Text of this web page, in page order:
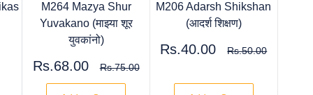
M264 Mazya Shur
Yuvakano (माझ्या शूर
युवकांनो)
Rs.68.00 Rs.75.00
M206 Adarsh Shikshan
(आदर्श शिक्षण)
Rs.40.00 Rs.50.00